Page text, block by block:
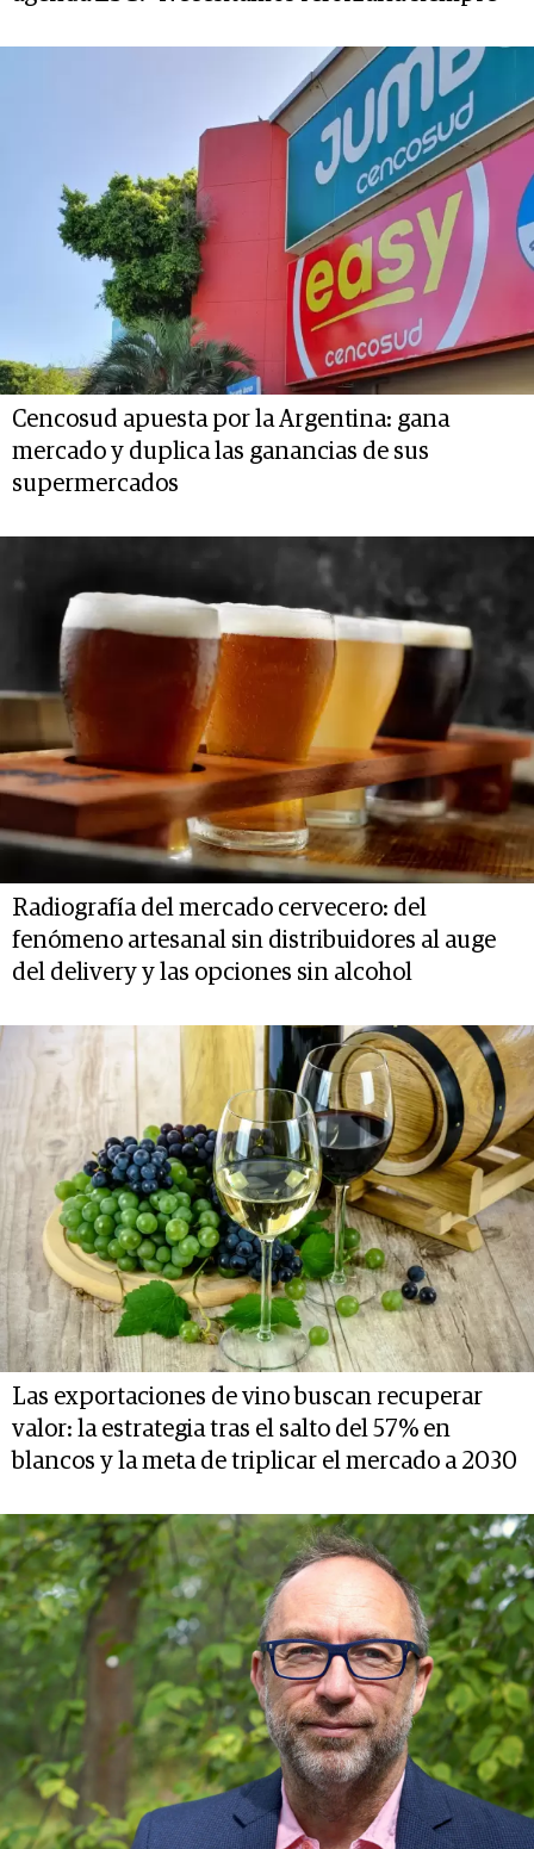
Cencosud apuesta por la Argentina: gana
mercado y duplica las ganancias de sus
supermercados
Radiografía del mercado cervecero: del
fenómeno artesanal sin distribuidores al auge
del delivery y las opciones sin alcohol
Las exportaciones de vino buscan recuperar
valor: la estrategia tras el salto del 57% en
blancos y la meta de triplicar el mercado a 2030